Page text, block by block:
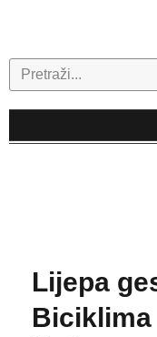
Search
Lijepa